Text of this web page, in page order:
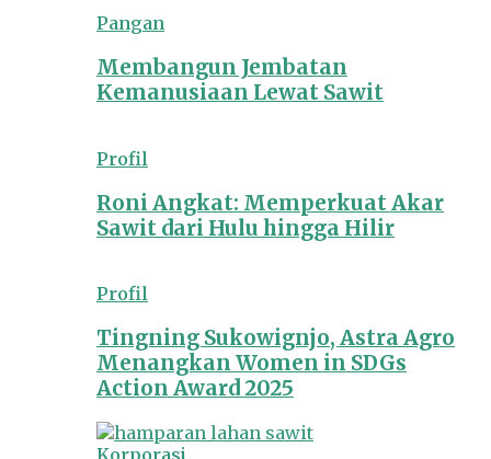
Pangan
Membangun Jembatan
Kemanusiaan Lewat Sawit
Profil
Roni Angkat: Memperkuat Akar
Sawit dari Hulu hingga Hilir
Profil
Tingning Sukowignjo, Astra Agro
Menangkan Women in SDGs
Action Award 2025
Korporasi